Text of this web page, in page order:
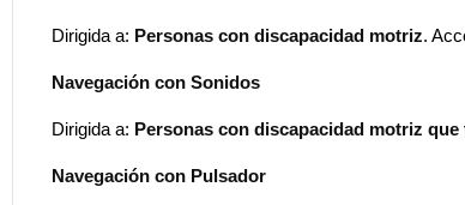
Dirigida a: Personas con discapacidad motriz.
Navegación con Sonidos
Dirigida a: Personas con discapacidad motriz que
Navegación con Pulsador